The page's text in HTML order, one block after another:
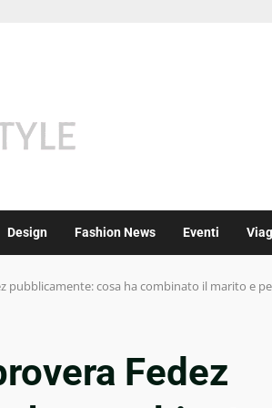
Design Fashion News Eventi
pubblicamente: cosa ha combinato il marito e
Fedez